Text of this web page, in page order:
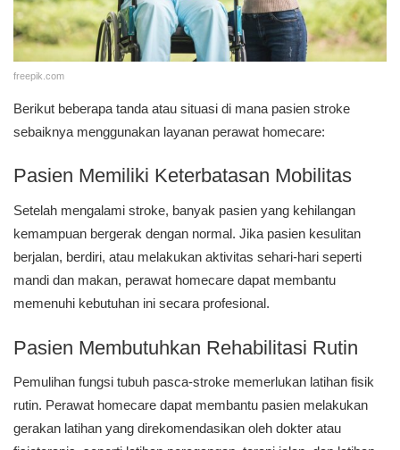
freepik.com
Berikut beberapa tanda atau situasi di mana pasien stroke
sebaiknya menggunakan layanan perawat homecare:
Pasien Memiliki Keterbatasan Mobilitas
Setelah mengalami stroke, banyak pasien yang kehilangan
kemampuan bergerak dengan normal. Jika pasien kesulitan
berjalan, berdiri, atau melakukan aktivitas sehari-hari seperti
mandi dan makan, perawat homecare dapat membantu
memenuhi kebutuhan ini secara profesional.
Pasien Membutuhkan Rehabilitasi Rutin
Pemulihan fungsi tubuh pasca-stroke memerlukan latihan fisik
rutin. Perawat homecare dapat membantu pasien melakukan
gerakan latihan yang direkomendasikan oleh dokter atau